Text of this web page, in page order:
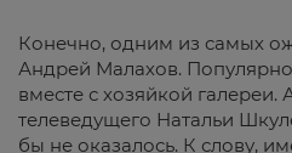
Конечно, одним из самых
Андрей Малахов.
вместе с хозяйкой галереи.
телеведущего Натальи
бы не оказалось. К слову,